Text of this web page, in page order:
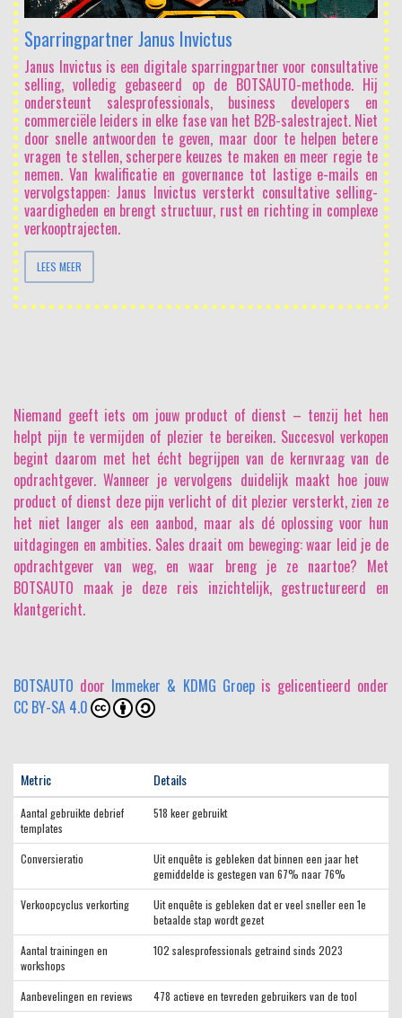
Sparringpartner Janus Invictus
Janus Invictus is een digitale sparringpartner voor consultative
selling, volledig gebaseerd op de BOTSAUTO-methode. Hij
ondersteunt salesprofessionals, business developers en
commerciële leiders in elke fase van het B2B-salestraject. Niet
door snelle antwoorden te geven, maar door te helpen betere
vragen te stellen, scherpere keuzes te maken en meer regie te
nemen. Van kwalificatie en governance tot lastige e-mails en
vervolgstappen: Janus Invictus versterkt consultative selling-
vaardigheden en brengt structuur, rust en richting in complexe
verkooptrajecten.
LEES MEER
Niemand geeft iets om jouw product of dienst – tenzij het hen
helpt pijn te vermijden of plezier te bereiken. Succesvol verkopen
begint daarom met het écht begrijpen van de kernvraag van de
opdrachtgever. Wanneer je vervolgens duidelijk maakt hoe jouw
product of dienst deze pijn verlicht of dit plezier versterkt, zien ze
het niet langer als een aanbod, maar als dé oplossing voor hun
uitdagingen en ambities. Sales draait om beweging: waar leid je de
opdrachtgever van weg, en waar breng je ze naartoe? Met
BOTSAUTO maak je deze reis inzichtelijk, gestructureerd en
klantgericht.
BOTSAUTO door Immeker & KDMG Groepis gelicentieerd onder
CC BY-SA 4.0
Metric Details
Aantal gebruikte debrief
templates
518 keer gebruikt
Conversieratio
Uit enquête is gebleken dat binnen een jaar het
gemiddelde is gestegen van 67% naar 76%
Verkoopcyclus verkorting
Uit enquête is gebleken dat er veel sneller een 1e
betaalde stap wordt gezet
Aantal trainingen en
workshops
102 salesprofessionals getraind sinds 2023
Aanbevelingen en reviews
478 actieve en tevreden gebruikers van de tool